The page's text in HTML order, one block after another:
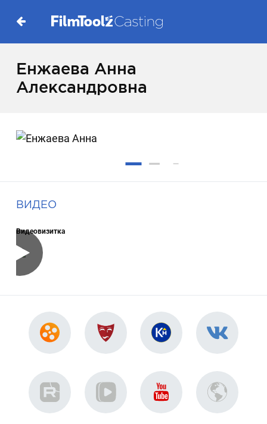
Енжаева Анна
Александровна
ВИДЕО
Видеовизитка